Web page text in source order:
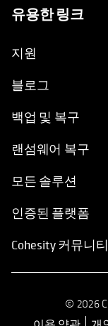
유용한 링크
지원
블로그
백업 및 복구
랜섬웨어 복구
모든 솔루션
인증된 플랫폼
Cohesity 커뮤니티
© 2026